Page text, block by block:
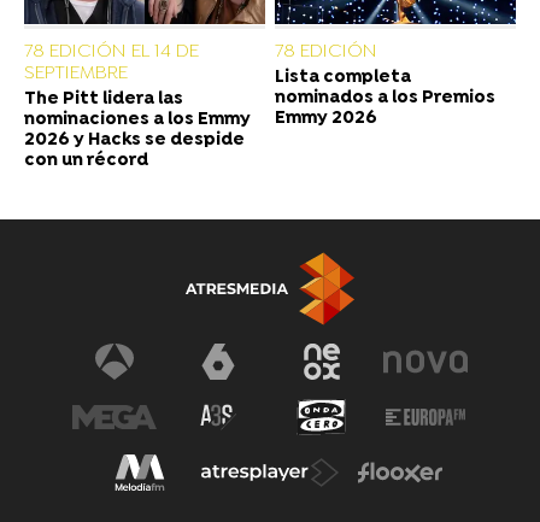
78 EDICIÓN EL 14 DE
SEPTIEMBRE
The Pitt lidera las
nominaciones a los Emmy
2026 y Hacks se despide
con un récord
78 EDICIÓN
Lista completa
nominados a los Premios
Emmy 2026